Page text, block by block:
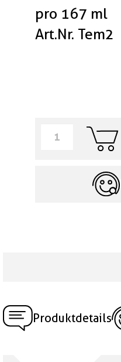
pro 167 ml
Art.Nr. Tem2
Produktdetails